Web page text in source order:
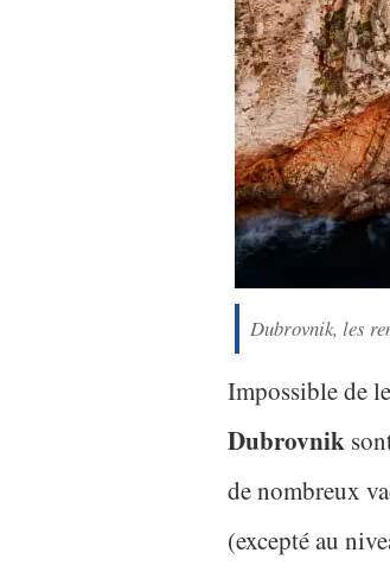
Dubrovnik, les
Impossible de
Dubrovnik
de nombreux
(excepté au